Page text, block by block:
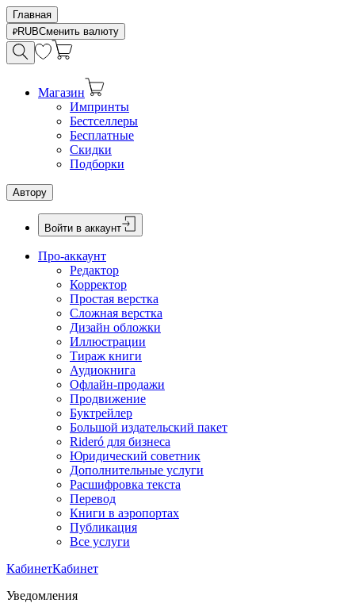
Главная
RUBСменить валюту
Магазин
Импринты
Бестселлеры
Бесплатные
Скидки
Подборки
Автору
Войти в аккаунт
Про-аккаунт
Редактор
Корректор
Простая верстка
Сложная верстка
Дизайн обложки
Иллюстрации
Тираж книги
Аудиокнига
Офлайн-продажи
Продвижение
Буктрейлер
Большой издательский пакет
Rideró для бизнеса
Юридический советник
Дополнительные услуги
Расшифровка текста
Перевод
Книги в аэропортах
Публикация
Все услуги
КабинетКабинет
Уведомления